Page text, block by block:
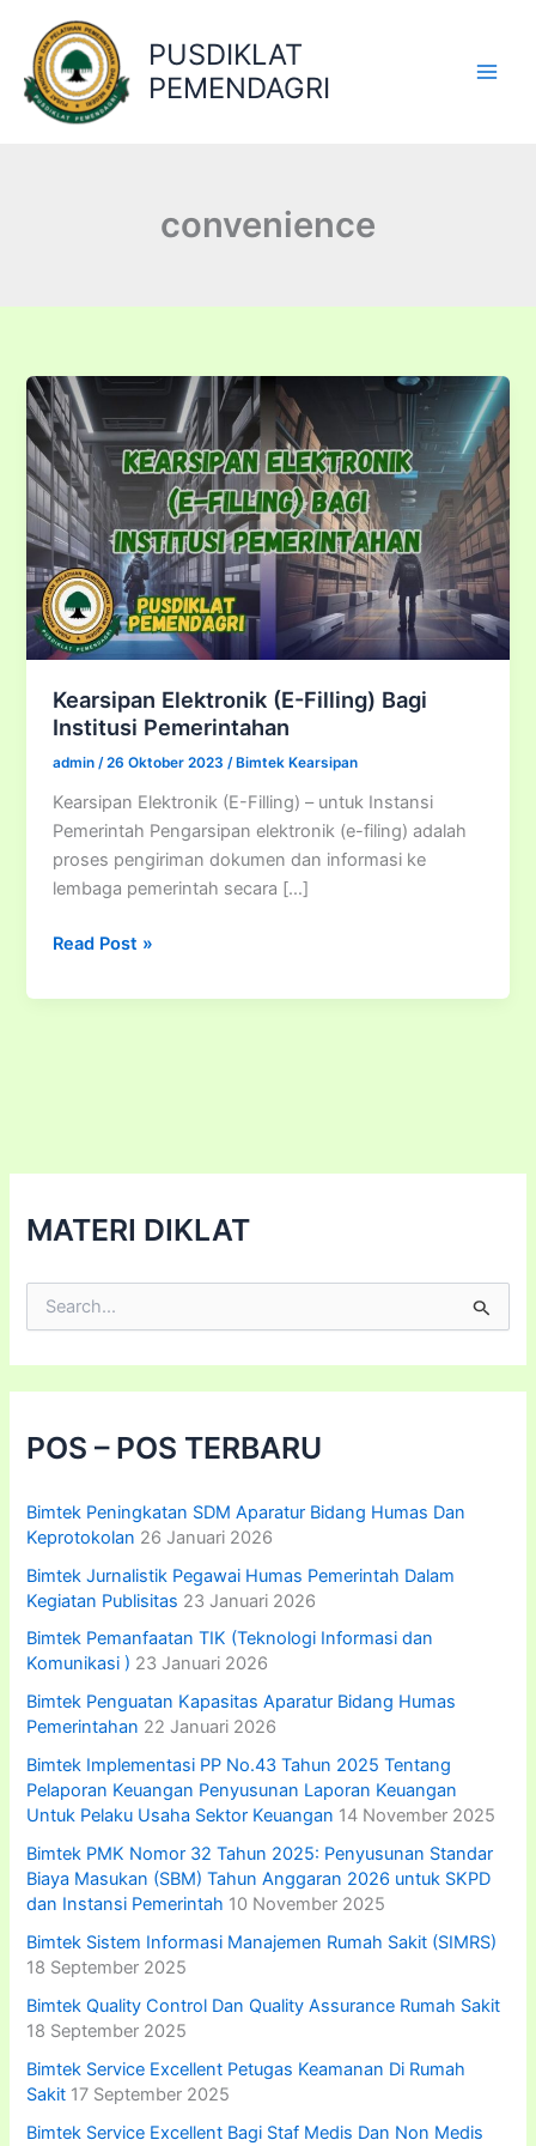
konten
PUSDIKLAT
PEMENDAGRI
convenience
Kearsipan Elektronik (E-Filling) Bagi
Institusi Pemerintahan
admin/26 Oktober 2023/ Bimtek Kearsipan
Kearsipan Elektronik (E-Filling) – untuk Instansi
Pemerintah Pengarsipan elektronik (e-filing) adalah
proses pengiriman dokumen dan informasi ke
lembaga pemerintah secara […]
Kearsipan
(E-
Read Post »
MATERI DIKLAT
i
u
t
u
:
POS – POS TERBARU
Bimtek Peningkatan SDM Aparatur Bidang Humas Dan
Keprotokolan 26 Januari 2026
Bimtek Jurnalistik Pegawai Humas Pemerintah Dalam
Kegiatan Publisitas 23 Januari 2026
Bimtek Pemanfaatan TIK (Teknologi Informasi dan
Komunikasi ) 23 Januari 2026
Bimtek Penguatan Kapasitas Aparatur Bidang Humas
Pemerintahan 22 Januari 2026
Bimtek Implementasi PP No.43 Tahun 2025 Tentang
Pelaporan Keuangan Penyusunan Laporan Keuangan
Untuk Pelaku Usaha Sektor Keuangan 14 November 2025
Bimtek PMK Nomor 32 Tahun 2025: Penyusunan Standar
Biaya Masukan (SBM) Tahun Anggaran 2026 untuk SKPD
dan Instansi Pemerintah 10 November 2025
Bimtek Sistem Informasi Manajemen Rumah Sakit (SIMRS)
18 September 2025
Bimtek Quality Control Dan Quality Assurance Rumah Sakit
18 September 2025
Bimtek Service Excellent Petugas Keamanan Di Rumah
Sakit 17 September 2025
Bimtek Service Excellent Bagi Staf Medis Dan Non Medis